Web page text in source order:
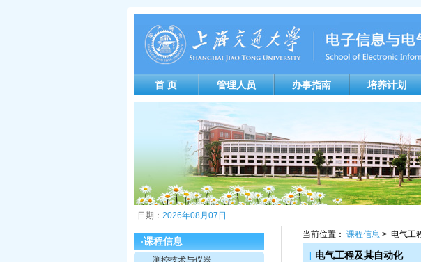
首 页 管理人员 办事指南 培养计划
日期： 2026年08月07日
·课程信息
测控技术与仪器
当前位置：课程信息 > 电气工
电气工程及其自动化